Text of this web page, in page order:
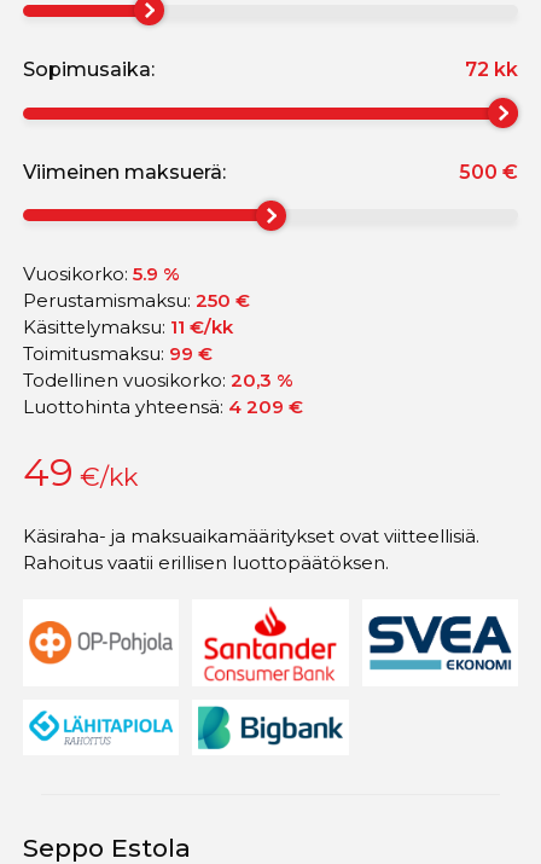
Sopimusaika: 72 kk
Viimeinen maksuerä: 500 €
Vuosikorko:5.9 %
Perustamismaksu:250 €
Käsittelymaksu: 11 €/kk
Toimitusmaksu: 99 €
Todellinen vuosikorko:20,3 %
Luottohinta yhteensä: 4 209 €
49 €/kk
Käsiraha- ja maksuaikamääritykset ovat viitteellisiä.
Rahoitus vaatii erillisen luottopäätöksen.
Seppo Estola